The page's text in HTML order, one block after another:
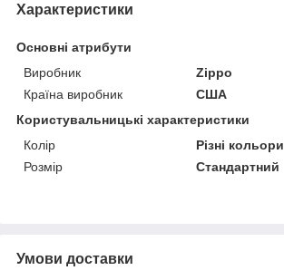
Характеристики
Основні атрибути
Виробник
Zippo
Країна виробник
США
Користувальницькі характеристики
Колір
Різні кольори
Розмір
Стандартний
Умови доставки